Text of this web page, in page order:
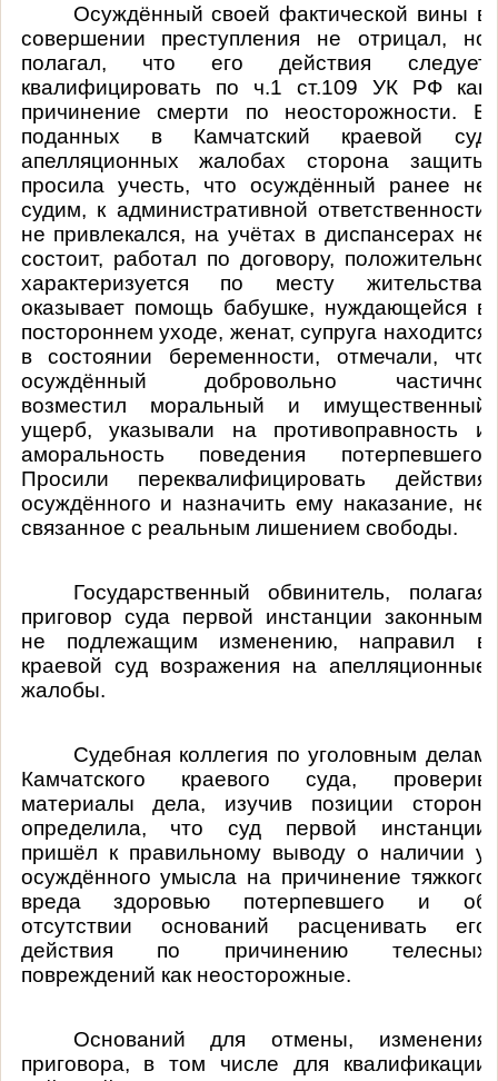
Осуждённый своей фактической вины в
совершении преступления не отрицал, но
полагал, что его действия следует
квалифицировать по ч.1 ст.109 УК РФ как
причинение смерти по неосторожности. В
поданных в Камчатский краевой суд
апелляционных жалобах сторона защиты
просила учесть, что осуждённый ранее не
судим, к административной ответственности
не привлекался, на учётах в диспансерах не
состоит, работал по договору, положительно
характеризуется по месту жительства,
оказывает помощь бабушке, нуждающейся в
постороннем уходе, женат, супруга находится
в состоянии беременности, отмечали, что
осуждённый добровольно частично
возместил моральный и имущественный
ущерб, указывали на противоправность и
аморальность поведения потерпевшего.
Просили переквалифицировать действия
осуждённого и назначить ему наказание, не
связанное с реальным лишением свободы.
Государственный обвинитель, полагая
приговор суда первой инстанции законным,
не подлежащим изменению, направил в
краевой суд возражения на апелляционные
жалобы.
Судебная коллегия по уголовным делам
Камчатского краевого суда, проверив
материалы дела, изучив позиции сторон,
определила, что суд первой инстанции
пришёл к правильному выводу о наличии у
осуждённого умысла на причинение тяжкого
вреда здоровью потерпевшего и об
отсутствии оснований расценивать его
действия по причинению телесных
повреждений как неосторожные.
Оснований для отмены, изменения
приговора, в том числе для квалификации